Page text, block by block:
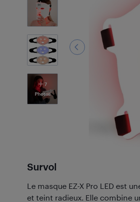
7
Photos
Survol
Le masque EZ-X Pro LED est
et teint radieux. Elle combine